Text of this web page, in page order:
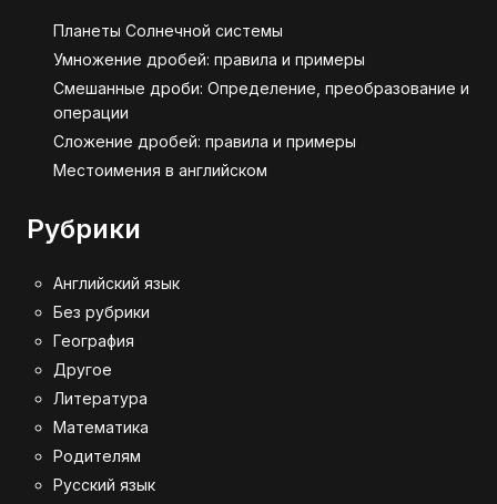
Планеты Солнечной системы
Умножение дробей: правила и примеры
Смешанные дроби: Определение, преобразование и
операции
Сложение дробей: правила и примеры
Местоимения в английском
Рубрики
Английский язык
Без рубрики
География
Другое
Литература
Математика
Родителям
Русский язык